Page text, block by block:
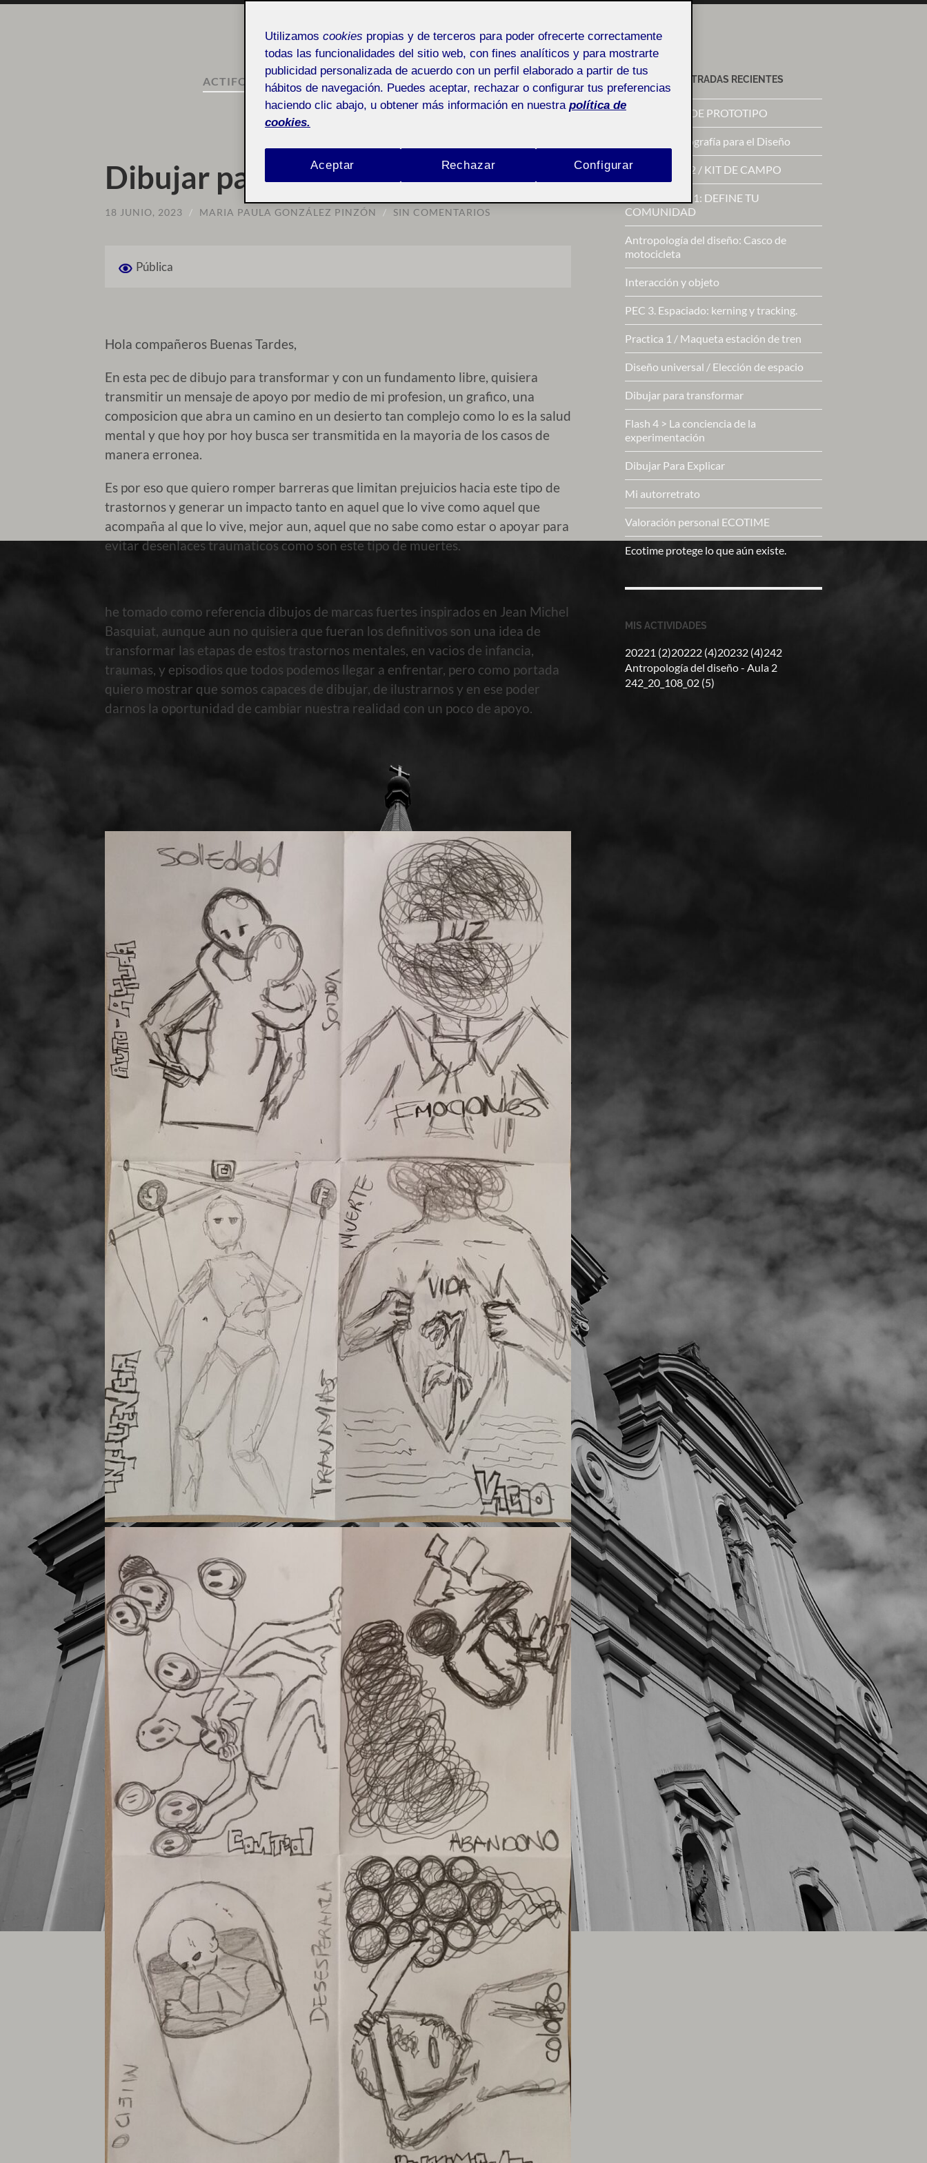
ACTIFOLIO:222 TALLER DE DIBUJO 222_20_124
Taller de dibujo
Dibujar para transformar
18 JUNIO, 2023 / MARIA PAULA GONZÁLEZ PINZÓN / SIN COMENTARIOS
Pública
Hola compañeros Buenas Tardes,
En esta pec de dibujo para transformar y con un fundamento libre, quisiera
transmitir un mensaje de apoyo por medio de mi profesion, un grafico, una
composicion que abra un camino en un desierto tan complejo como lo es la salud
mental y que hoy por hoy busca ser transmitida en la mayoria de los casos de
manera erronea.
Es por eso que quiero romper barreras que limitan prejuicios hacia este tipo de
trastornos y generar un impacto tanto en aquel que lo vive como aquel que
acompaña al que lo vive, mejor aun, aquel que no sabe como estar o apoyar para
evitar desenlaces traumaticos como son este tipo de muertes.
he tomado como referencia dibujos de marcas fuertes inspirados en Jean Michel
Basquiat, aunque aun no quisiera que fueran los definitivos son una idea de
transformar las etapas de estos trastornos mentales, en vacios de infancia,
traumas, y episodios que todos podemos llegar a enfrentar, pero como portada
quiero mostrar que somos capaces de dibujar, de ilustrarnos y en ese poder
darnos la oportunidad de cambiar nuestra realidad con un poco de apoyo.
ACTIFOLIO ENTRADAS RECIENTES
PROPUESTA DE PROTOTIPO
RETO 3 – Etnografía para el Diseño
RETO 2 FASE 2 / KIT DE CAMPO
RETO 2 / Fase 1: DEFINE TU
COMUNIDAD
Antropología del diseño: Casco de
motocicleta
Interacción y objeto
PEC 3. Espaciado: kerning y tracking.
Practica 1 / Maqueta estación de tren
Diseño universal / Elección de espacio
Dibujar para transformar
Flash 4 > La conciencia de la
experimentación
Dibujar Para Explicar
Mi autorretrato
Valoración personal ECOTIME
Ecotime protege lo que aún existe.
MIS ACTIVIDADES
20221 (2)20222 (4)20232 (4)242
Antropología del diseño - Aula 2
242_20_108_02 (5)
Utilizamos cookies propias y de terceros para poder ofrecerte correctamente
todas las funcionalidades del sitio web, con fines analíticos y para mostrarte
publicidad personalizada de acuerdo con un perfil elaborado a partir de tus
hábitos de navegación. Puedes aceptar, rechazar o configurar tus preferencias
haciendo clic abajo, u obtener más información en nuestra política de
cookies.
Rechazar
Aceptar Configurar